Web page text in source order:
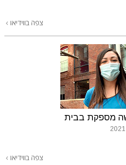
צפה בווידיאו
מספקת בבית
צפה בווידיאו